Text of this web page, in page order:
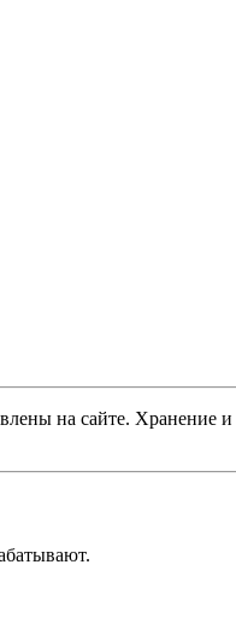
на сайте. Хранение